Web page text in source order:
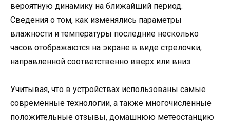
вероятную динамику на ближайший период.
Сведения о том, как изменялись параметры
влажности и температуры последние несколько
часов отображаются на экране в виде стрелочки,
направленной соответственно вверх или вниз.
Учитывая, что в устройствах использованы самые
современные технологии, а также многочисленные
положительные отзывы, домашнюю метеостанцию